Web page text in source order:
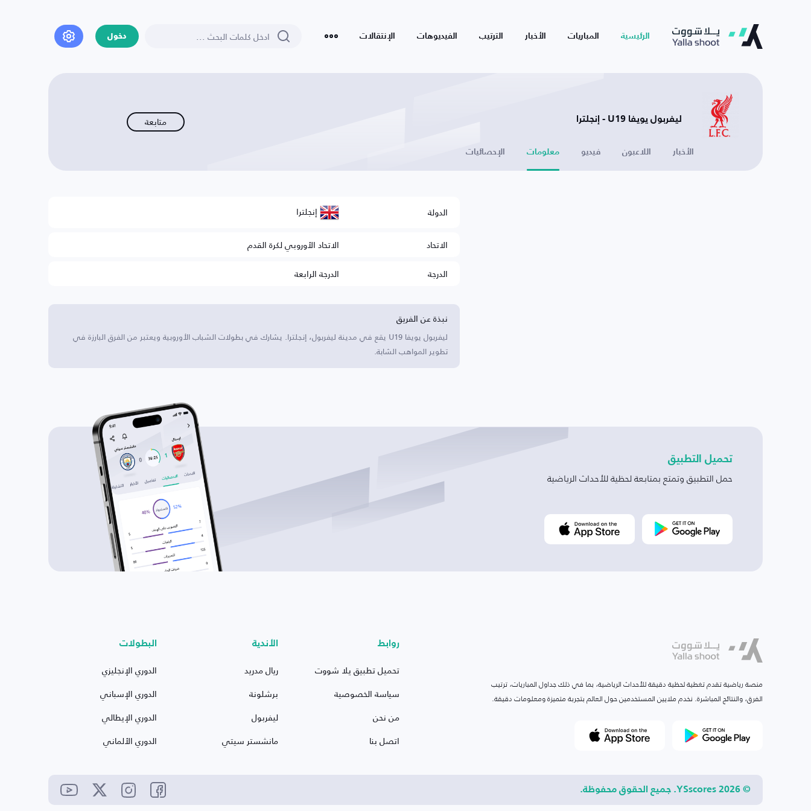
الرئيسية المباريات الأخبار الترتيب الفيديوهات الإنتقالات دخول
ليفربول يويفا U19 - إنجلترا متابعة
الأخبار اللاعبون فيديو معلومات الإحصائيات
الدولة إنجلترا
الاتحاد
الاتحاد الأوروبي لكرة القدم
الدرجة
الدرجة الرابعة
نبذة عن الفريق
ليفربول يويفا U19 يقع في مدينة ليفربول، إنجلترا. يشارك في بطولات الشباب الأوروبية ويعتبر من الفرق البارزة في
تطوير المواهب الشابة.
تحميل التطبيق
حمل التطبيق وتمتع بمتابعة لحظية للأحداث الرياضية
منصة رياضية تقدم تغطية لحظية دقيقة للأحداث الرياضية، بما في ذلك جداول المباريات، ترتيب
الفرق، والنتائج المباشرة. نخدم ملايين المستخدمين حول العالم بتجربة متميزة ومعلومات دقيقة.
روابط
تحميل تطبيق يلا شووت
سياسة الخصوصية
من نحن
اتصل بنا
الأندية
ريال مدريد
برشلونة
ليفربول
مانشستر سيتي
البطولات
الدوري الإنجليزي
الدوري الإسباني
الدوري الإيطالي
الدوري الألماني
© 2026 YSscores. جميع الحقوق محفوظة.